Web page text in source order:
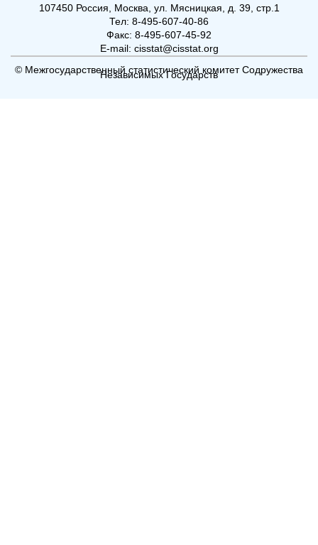
107450 Россия, Москва, ул. Мясницкая, д. 39, стр.1
Тел: 8-495-607-40-86
Факс: 8-495-607-45-92
E-mail: cisstat@cisstat.org
© Межгосударственный статистический комитет Содружества
Независимых Государств